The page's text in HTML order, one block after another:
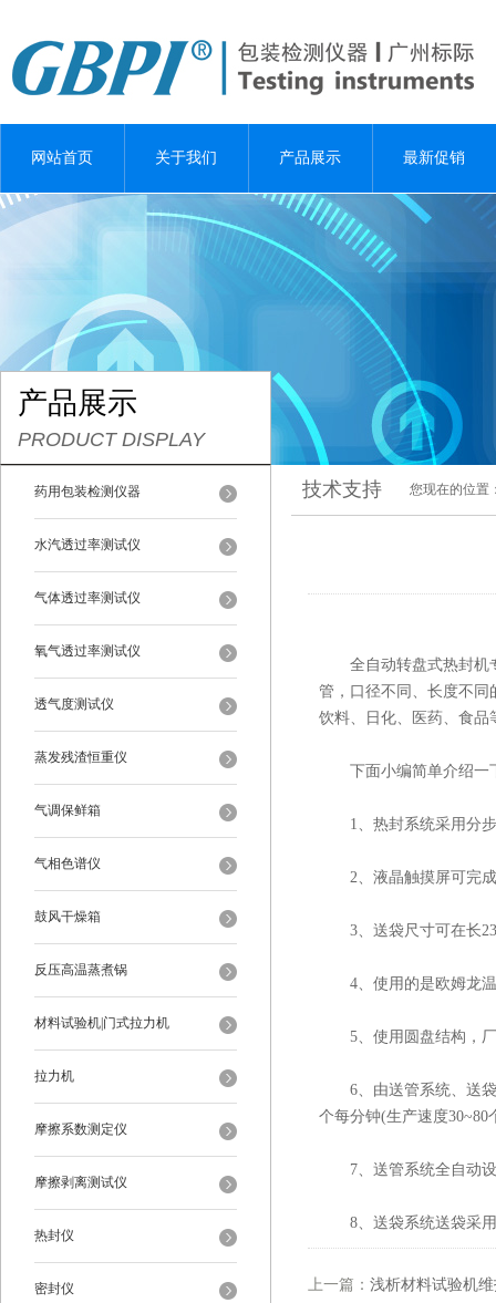
网站首页 关于我们 产品展示 最新促销
产品展示
PRODUCT DISPLAY
药用包装检测仪器
水汽透过率测试仪
气体透过率测试仪
氧气透过率测试仪
透气度测试仪
蒸发残渣恒重仪
气调保鲜箱
气相色谱仪
鼓风干燥箱
反压高温蒸煮锅
材料试验机|门式拉力机
拉力机
摩擦系数测定仪
摩擦剥离测试仪
热封仪
密封仪
技术支持 您现在的位置
全自动转盘式热封机专
管，口径不同、长度不同
饮料、日化、医药、食品
下面小编简单介绍一
1、热封系统采用分步
2、液晶触摸屏可完成
3、送袋尺寸可在长
4、使用的是欧姆龙温
5、使用圆盘结构，厂
6、由送管系统、送袋
个每分钟(生产速度30~80
7、送管系统全自动设
8、送袋系统送袋采用
上一篇： 浅析材料试验机